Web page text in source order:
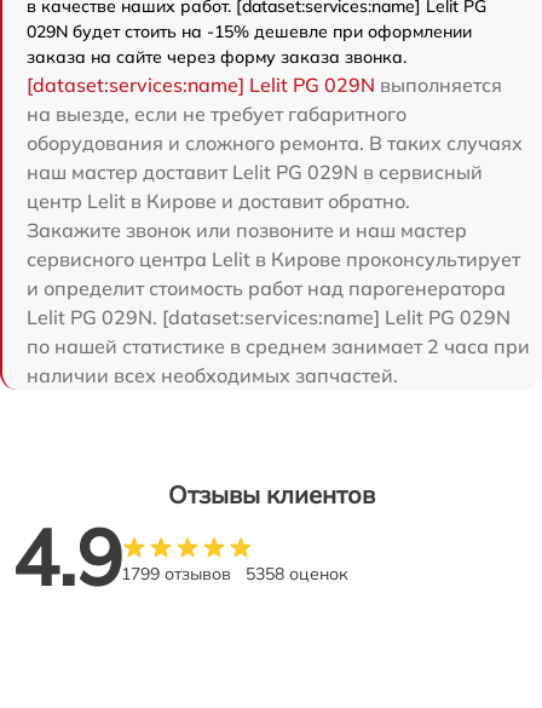
в качестве наших работ. [dataset:services:name] Lelit PG
029N будет стоить на -15% дешевле при оформлении
заказа на сайте через форму заказа звонка.
[dataset:services:name] Lelit PG 029N выполняется
на выезде, если не требует габаритного
оборудования и сложного ремонта. В таких случаях
наш мастер доставит Lelit PG 029N в сервисный
центр Lelit в Кирове и доставит обратно.
Закажите звонок или позвоните и наш мастер
сервисного центра Lelit в Кирове проконсультирует
и определит стоимость работ над парогенератора
Lelit PG 029N. [dataset:services:name] Lelit PG 029N
по нашей статистике в среднем занимает 2 часа при
наличии всех необходимых запчастей.
Отзывы клиентов
4.91799 отзывов 5358 оценок